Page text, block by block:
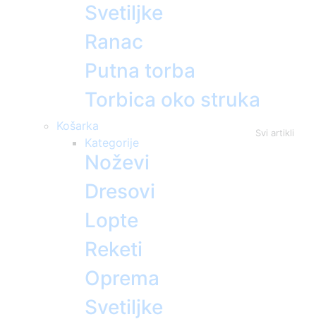
Svetiljke
Ranac
Putna torba
Torbica oko struka
Svi artikli
Košarka
Kategorije
Noževi
Dresovi
Lopte
Reketi
Oprema
Svetiljke